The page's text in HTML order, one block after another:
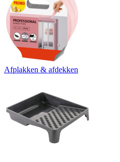
Afplakken & afdekken